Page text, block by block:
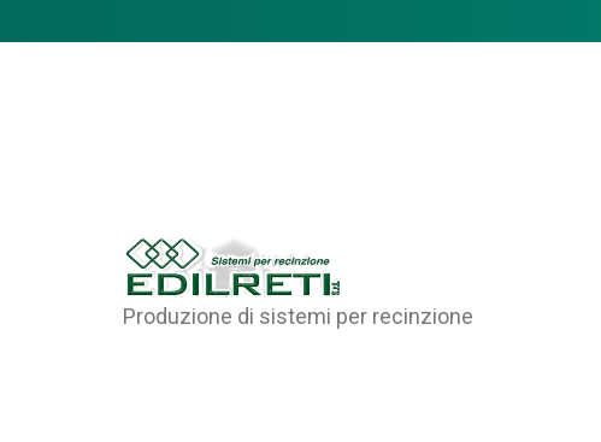
Produzione di sistemi per recinzione